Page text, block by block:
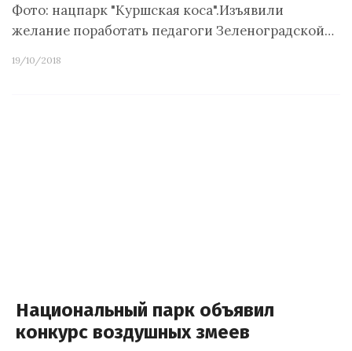
Фото: нацпарк "Куршская коса".Изъявили
желание поработать педагоги Зеленоградской…
19/10/2018
Национальный парк объявил
конкурс воздушных змеев